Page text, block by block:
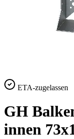
ETA-zugelassen
GH
innen